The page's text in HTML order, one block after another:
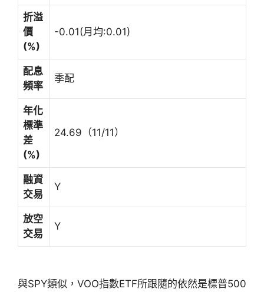
折溢
價
(%)
-0.01(月均:0.01)
配息
頻率
季配
年化
標準
差
(%)
24.69（11/11）
融資
交易
Y
放空
交易
Y
與SPY類似，VOO指數ETF所跟隨的依然是標普500